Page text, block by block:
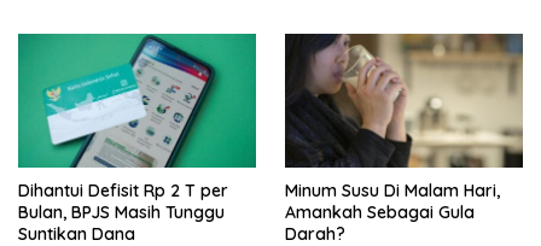
Dihantui Defisit Rp 2 T per
Bulan, BPJS Masih Tunggu
Suntikan Dana
Minum Susu Di Malam Hari,
Amankah Sebagai Gula
Darah?